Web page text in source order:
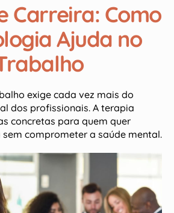
Carreira: Como
Ajuda no
exige cada vez mais do
dos profissionais. A terapia
concretas para quem quer
sem comprometer a saúde mental.